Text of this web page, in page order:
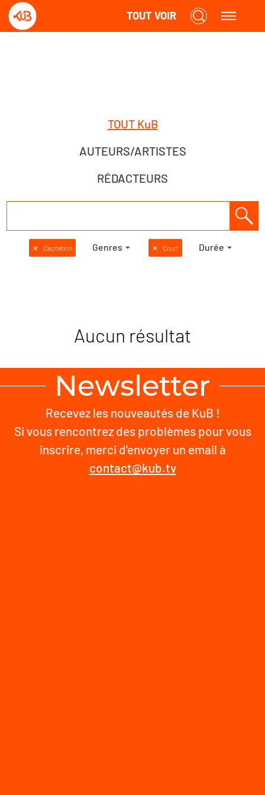
TOUT VOIR
TOUT KuB
AUTEURS/ARTISTES
RÉDACTEURS
✕ Captation Genres ✕ Court Durée
Aucun résultat
Newsletter
Recevez les nouveautés de KuB !
Si vous rencontrez des problèmes pour vous
inscrire, merci d'envoyer un email à
contact@kub.tv